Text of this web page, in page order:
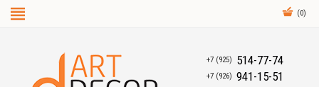
(0)
+7 (925) 514-77-74
+7 (926) 941-15-51